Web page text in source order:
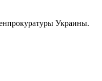
Украины.